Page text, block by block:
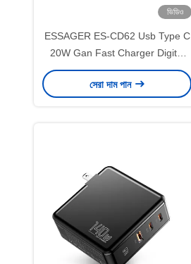
ভিডিও
ESSAGER ES-CD62 Usb Type C
20W Gan Fast Charger Digital
Display EU US KR UK Plug
সেরা দাম পান